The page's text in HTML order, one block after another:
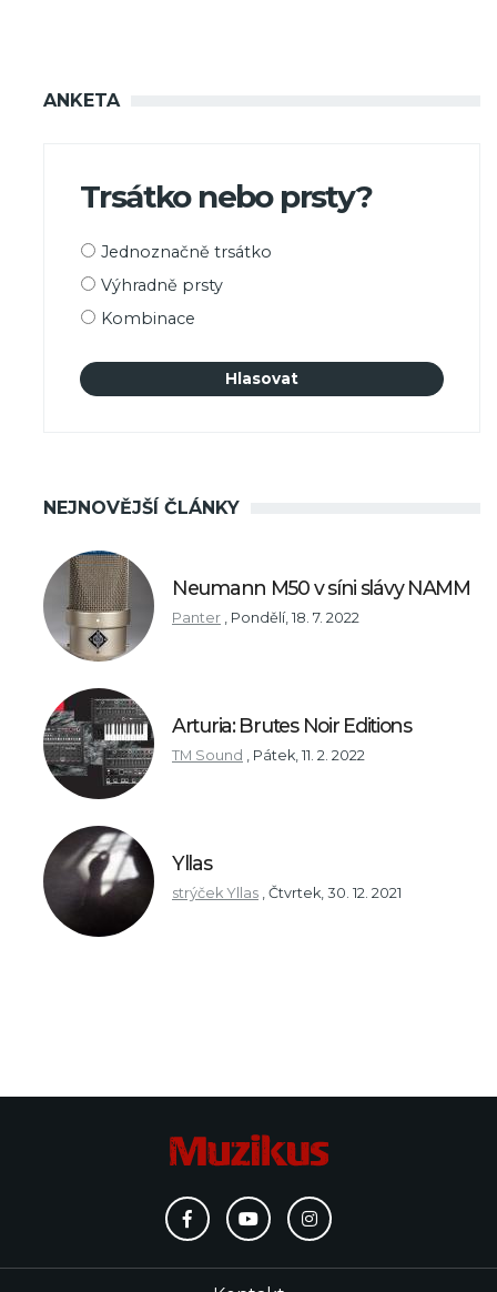
ANKETA
Trsátko nebo prsty?
Možnosti
Jednoznačně trsátko
Výhradně prsty
Kombinace
NEJNOVĚJŠÍ ČLÁNKY
Neumann M50 v síni slávy NAMM
Panter , Pondělí, 18. 7. 2022
Arturia: Brutes Noir Editions
TM Sound , Pátek, 11. 2. 2022
Yllas
strýček Yllas , Čtvrtek, 30. 12. 2021